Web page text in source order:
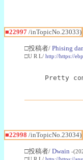
■22997 /inTopicNo.23033)
□投稿者/ Phising
□U R L/ http://https://
Pretty
■22998 /inTopicNo.23034)
□投稿者/ Dwain -